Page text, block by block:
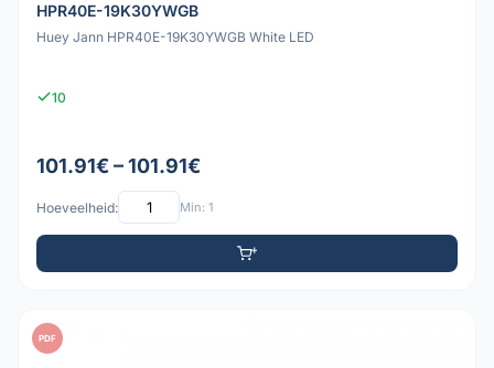
HPR40E-19K30YWGB
Huey Jann HPR40E-19K30YWGB White LED
10
101.91€ – 101.91€
Hoeveelheid: Min: 1
PDF